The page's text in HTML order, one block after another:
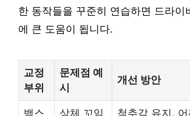
한 동작들을 꾸준히 연습하면 드라이
에 큰 도움이 됩니다.
교정
부위
문제점 예
시
개선 방안
백스 상체 꼬임 척추각 유지, 어